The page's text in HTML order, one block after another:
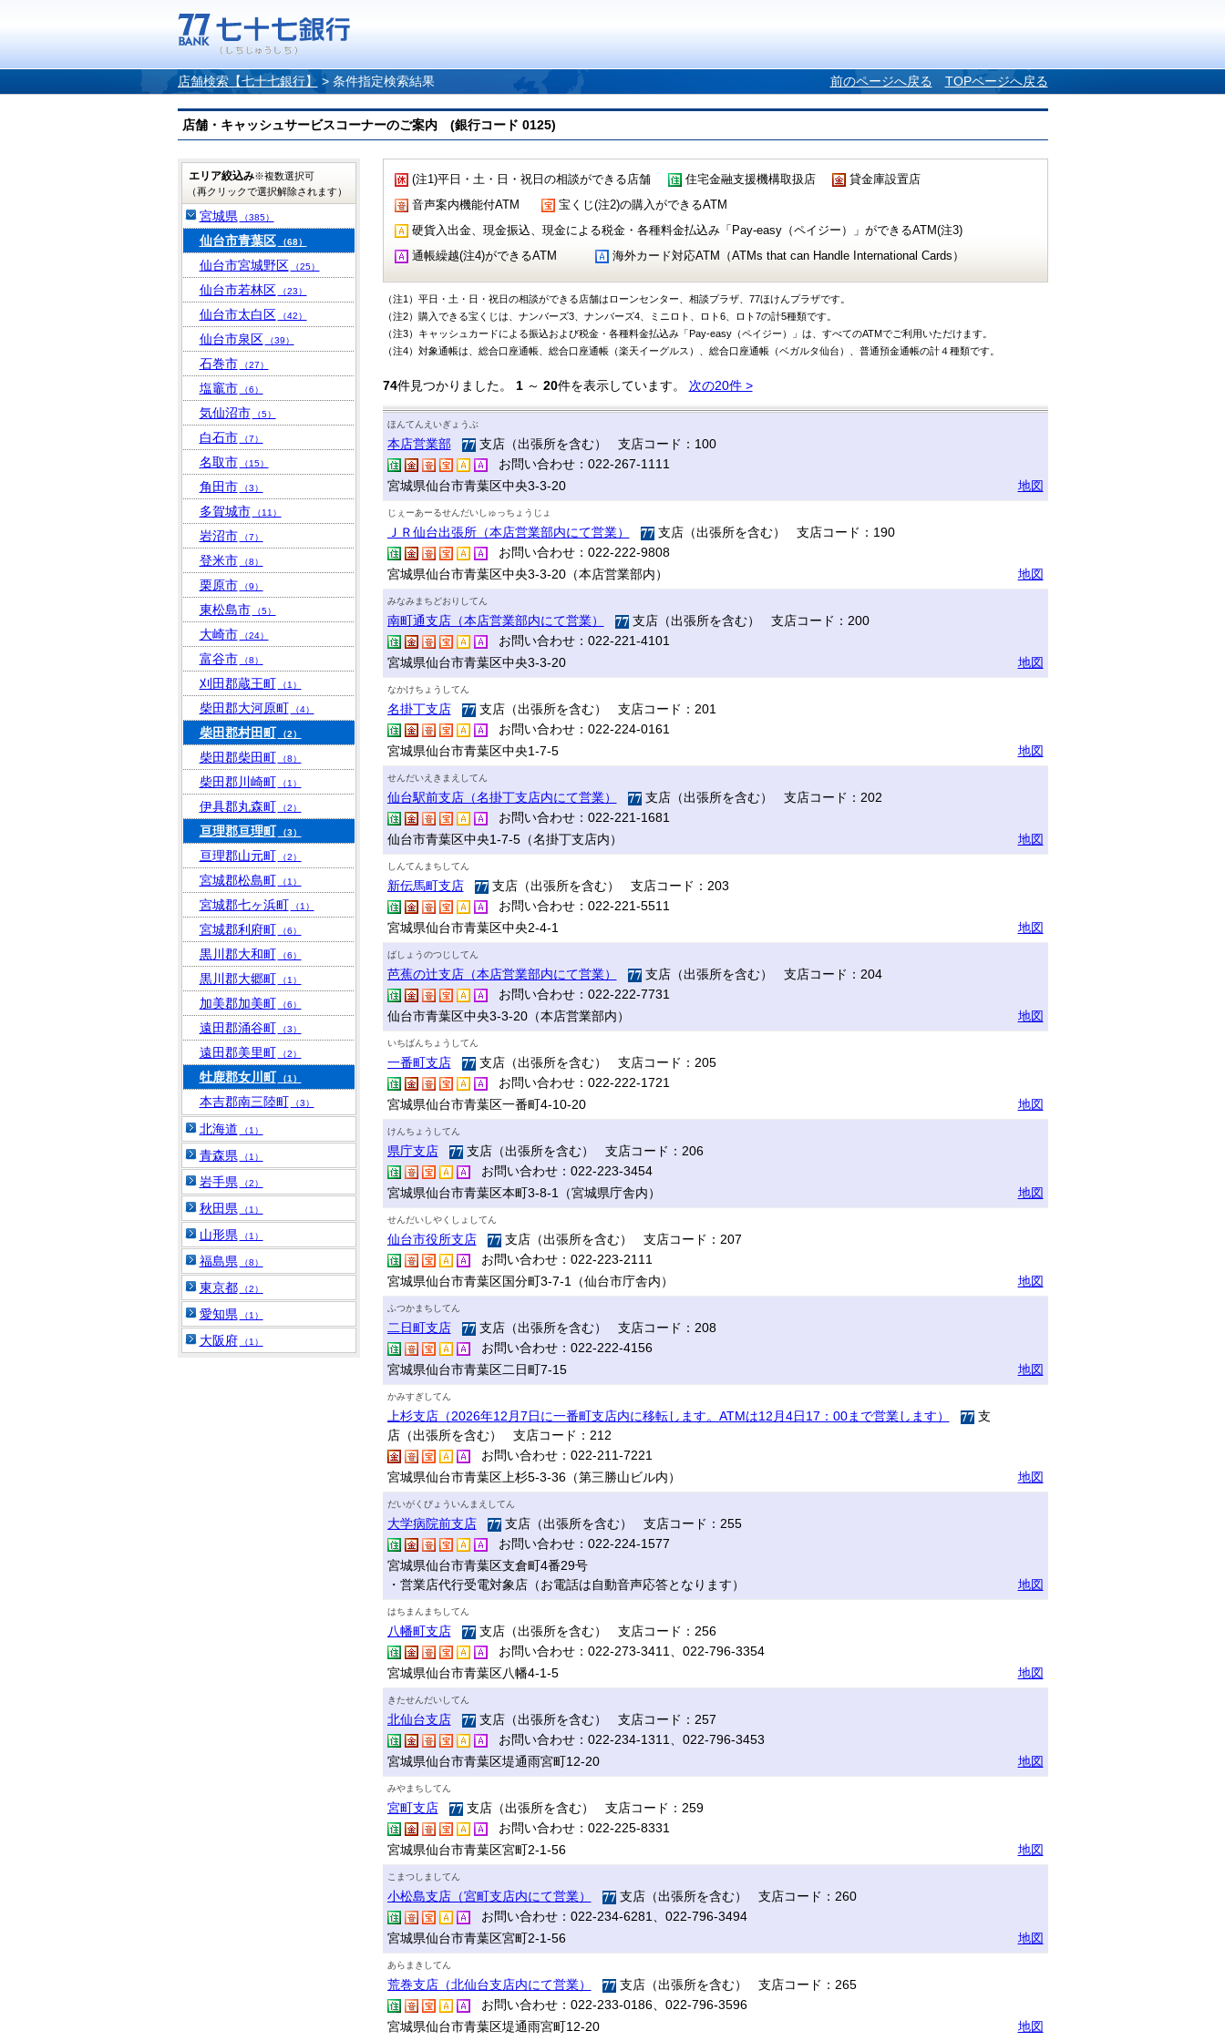
店舗検索【七十七銀行】 > 条件指定検索結果 前のページへ戻る TOPページへ戻る
店舗・キャッシュサービスコーナーのご案内 (銀行コード 0125)
(注1)平日・土・日・祝日の相談ができる店舗 住宅金融支援機構取扱店
貸金庫設置店
音声案内機能付ATM
宝くじ(注2)の購入ができるATM
硬貨入出金、現金振込、現金による税金・各種料金払込み「Pay-easy（ペイジー）」ができるATM(注3)
通帳繰越(注4)ができるATM
海外カード対応ATM（ATMs that can Handle International Cards）
（注1）平日・土・日・祝日の相談ができる店舗はローンセンター、相談プラザ、77ほけんプラザです。
（注2）購入できる宝くじは、ナンバーズ3、ナンバーズ4、ミニロト、ロト6、ロト7の計5種類です。
（注3）キャッシュカードによる振込および税金・各種料金払込み「Pay-easy（ペイジー）」は、すべてのATMでご利用いただけます。
（注4）対象通帳は、総合口座通帳、総合口座通帳（楽天イーグルス）、総合口座通帳（ベガルタ仙台）、普通預金通帳の計４種類です。
74件見つかりました。 1～ 20件を表示しています。 次の20件 >
ほんてんえいぎょうぶ
本店営業部
支店（出張所を含む） 支店コード：100
お問い合わせ：022-267-1111
宮城県仙台市青葉区中央3-3-20
地図
じぇーあーるせんだいしゅっちょうじょ
ＪＲ仙台出張所（本店営業部内にて営業）
支店（出張所を含む） 支店コード：190
お問い合わせ：022-222-9808
宮城県仙台市青葉区中央3-3-20（本店営業部内）
地図
みなみまちどおりしてん
南町通支店（本店営業部内にて営業）
支店（出張所を含む） 支店コード：200
お問い合わせ：022-221-4101
宮城県仙台市青葉区中央3-3-20
地図
なかけちょうしてん
名掛丁支店
支店（出張所を含む） 支店コード：201
お問い合わせ：022-224-0161
宮城県仙台市青葉区中央1-7-5
地図
せんだいえきまえしてん
仙台駅前支店（名掛丁支店内にて営業）
支店（出張所を含む） 支店コード：202
お問い合わせ：022-221-1681
仙台市青葉区中央1-7-5（名掛丁支店内）
地図
しんてんまちしてん
新伝馬町支店
支店（出張所を含む） 支店コード：203
お問い合わせ：022-221-5511
宮城県仙台市青葉区中央2-4-1
地図
ばしょうのつじしてん
芭蕉の辻支店（本店営業部内にて営業）
支店（出張所を含む） 支店コード：204
お問い合わせ：022-222-7731
仙台市青葉区中央3-3-20（本店営業部内）
地図
いちばんちょうしてん
一番町支店
支店（出張所を含む） 支店コード：205
お問い合わせ：022-222-1721
宮城県仙台市青葉区一番町4-10-20
地図
けんちょうしてん
県庁支店
支店（出張所を含む） 支店コード：206
お問い合わせ：022-223-3454
宮城県仙台市青葉区本町3-8-1（宮城県庁舎内）
地図
せんだいしやくしょしてん
仙台市役所支店
支店（出張所を含む） 支店コード：207
お問い合わせ：022-223-2111
宮城県仙台市青葉区国分町3-7-1（仙台市庁舎内）
地図
ふつかまちしてん
二日町支店
支店（出張所を含む） 支店コード：208
お問い合わせ：022-222-4156
宮城県仙台市青葉区二日町7-15
地図
かみすぎしてん
上杉支店（2026年12月7日に一番町支店内に移転します。ATMは12月4日17：00まで営業します）
支
店（出張所を含む） 支店コード：212
お問い合わせ：022-211-7221
宮城県仙台市青葉区上杉5-3-36（第三勝山ビル内）
地図
だいがくびょういんまえしてん
大学病院前支店
支店（出張所を含む） 支店コード：255
お問い合わせ：022-224-1577
宮城県仙台市青葉区支倉町4番29号
・営業店代行受電対象店（お電話は自動音声応答となります）
地図
はちまんまちしてん
八幡町支店
支店（出張所を含む） 支店コード：256
お問い合わせ：022-273-3411、022-796-3354
宮城県仙台市青葉区八幡4-1-5
地図
きたせんだいしてん
北仙台支店
支店（出張所を含む） 支店コード：257
お問い合わせ：022-234-1311、022-796-3453
宮城県仙台市青葉区堤通雨宮町12-20
地図
みやまちしてん
宮町支店
支店（出張所を含む） 支店コード：259
お問い合わせ：022-225-8331
宮城県仙台市青葉区宮町2-1-56
地図
こまつしましてん
小松島支店（宮町支店内にて営業）
支店（出張所を含む） 支店コード：260
お問い合わせ：022-234-6281、022-796-3494
宮城県仙台市青葉区宮町2-1-56
地図
あらまきしてん
荒巻支店（北仙台支店内にて営業）
支店（出張所を含む） 支店コード：265
お問い合わせ：022-233-0186、022-796-3596
宮城県仙台市青葉区堤通雨宮町12-20
地図
エリア絞込み※複数選択可
（再クリックで選択解除されます）
宮城県 （385）
仙台市青葉区 （68）
仙台市宮城野区 （25）
仙台市若林区 （23）
仙台市太白区 （42）
仙台市泉区 （39）
石巻市 （27）
塩竈市 （6）
気仙沼市 （5）
白石市 （7）
名取市 （15）
角田市 （3）
多賀城市 （11）
岩沼市 （7）
登米市 （8）
栗原市 （9）
東松島市 （5）
大崎市 （24）
富谷市 （8）
刈田郡蔵王町 （1）
柴田郡大河原町 （4）
柴田郡村田町 （2）
柴田郡柴田町 （8）
柴田郡川崎町 （1）
伊具郡丸森町 （2）
亘理郡亘理町 （3）
亘理郡山元町 （2）
宮城郡松島町 （1）
宮城郡七ヶ浜町 （1）
宮城郡利府町 （6）
黒川郡大和町 （6）
黒川郡大郷町 （1）
加美郡加美町 （6）
遠田郡涌谷町 （3）
遠田郡美里町 （2）
牡鹿郡女川町 （1）
本吉郡南三陸町 （3）
北海道 （1）
青森県 （1）
岩手県 （2）
秋田県 （1）
山形県 （1）
福島県 （8）
東京都 （2）
愛知県 （1）
大阪府 （1）